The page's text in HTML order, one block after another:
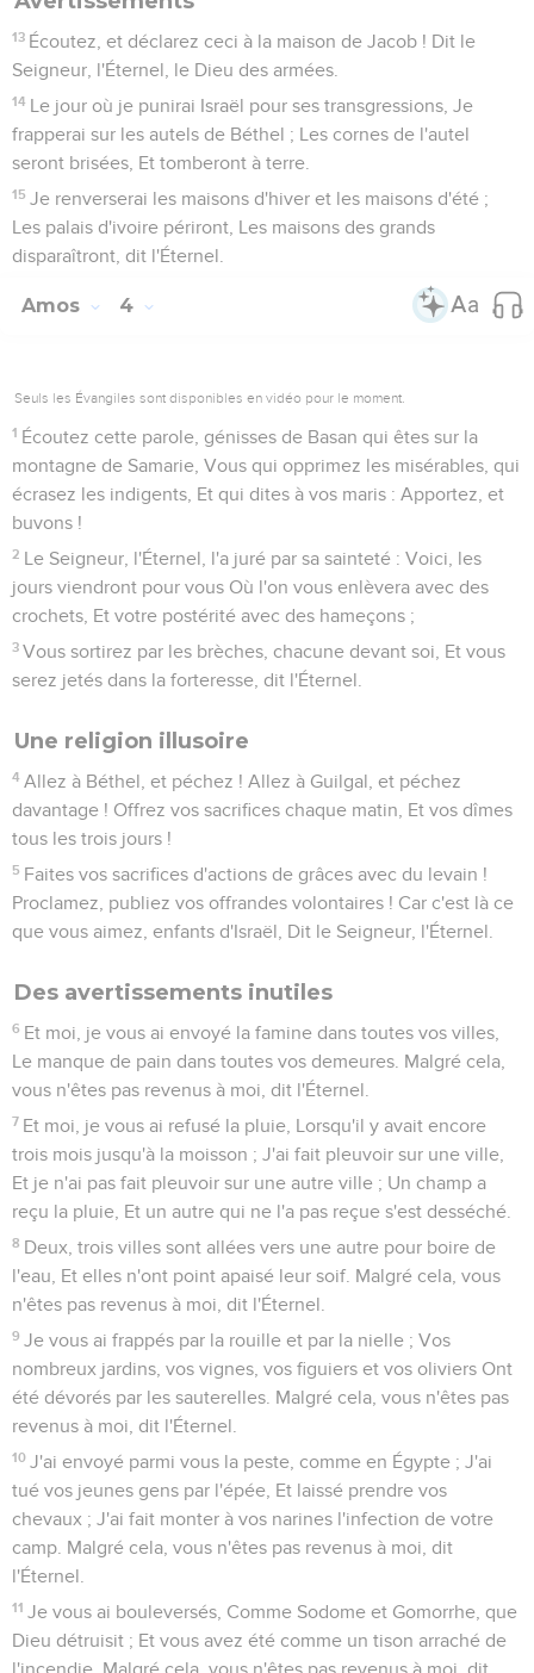
13 Écoutez, et déclarez ceci à la maison de Jacob ! Dit le
Seigneur, l'Éternel, le Dieu des armées.
14 Le jour où je punirai Israël pour ses transgressions, Je
frapperai sur les autels de Béthel ; Les cornes de l'autel
seront brisées, Et tomberont à terre.
15 Je renverserai les maisons d'hiver et les maisons d'été ;
Les palais d'ivoire périront, Les maisons des grands
disparaîtront, dit l'Éternel.
Amos 4
Seuls les Évangiles sont disponibles en vidéo pour le moment.
1 Écoutez cette parole, génisses de Basan qui êtes sur la
montagne de Samarie, Vous qui opprimez les misérables, qui
écrasez les indigents, Et qui dites à vos maris : Apportez, et
buvons !
2 Le Seigneur, l'Éternel, l'a juré par sa sainteté : Voici, les
jours viendront pour vous Où l'on vous enlèvera avec des
crochets, Et votre postérité avec des hameçons ;
3 Vous sortirez par les brèches, chacune devant soi, Et vous
serez jetés dans la forteresse, dit l'Éternel.
Une religion illusoire
4 Allez à Béthel, et péchez ! Allez à Guilgal, et péchez
davantage ! Offrez vos sacrifices chaque matin, Et vos dîmes
tous les trois jours !
5 Faites vos sacrifices d'actions de grâces avec du levain !
Proclamez, publiez vos offrandes volontaires ! Car c'est là ce
que vous aimez, enfants d'Israël, Dit le Seigneur, l'Éternel.
Des avertissements inutiles
6 Et moi, je vous ai envoyé la famine dans toutes vos villes,
Le manque de pain dans toutes vos demeures. Malgré cela,
vous n'êtes pas revenus à moi, dit l'Éternel.
7 Et moi, je vous ai refusé la pluie, Lorsqu'il y avait encore
trois mois jusqu'à la moisson ; J'ai fait pleuvoir sur une ville,
Et je n'ai pas fait pleuvoir sur une autre ville ; Un champ a
reçu la pluie, Et un autre qui ne l'a pas reçue s'est desséché.
8 Deux, trois villes sont allées vers une autre pour boire de
l'eau, Et elles n'ont point apaisé leur soif. Malgré cela, vous
n'êtes pas revenus à moi, dit l'Éternel.
9 Je vous ai frappés par la rouille et par la nielle ; Vos
nombreux jardins, vos vignes, vos figuiers et vos oliviers Ont
été dévorés par les sauterelles. Malgré cela, vous n'êtes pas
revenus à moi, dit l'Éternel.
10 J'ai envoyé parmi vous la peste, comme en Égypte ; J'ai
tué vos jeunes gens par l'épée, Et laissé prendre vos
chevaux ; J'ai fait monter à vos narines l'infection de votre
camp. Malgré cela, vous n'êtes pas revenus à moi, dit
l'Éternel.
11 Je vous ai bouleversés, Comme Sodome et Gomorrhe, que
Dieu détruisit ; Et vous avez été comme un tison arraché de
l'incendie. Malgré cela, vous n'êtes pas revenus à moi, dit